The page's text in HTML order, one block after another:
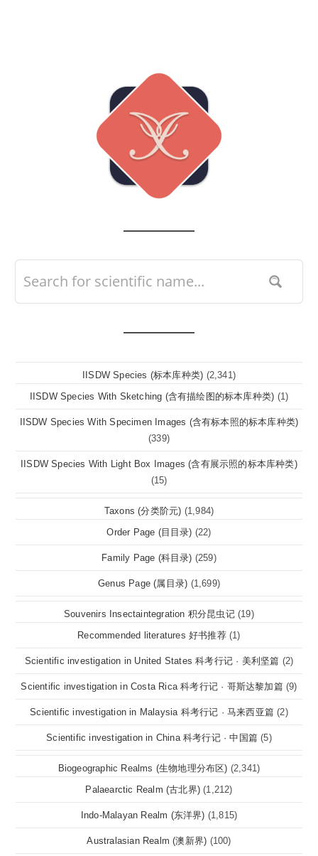
IISDW Species (标本库种类) (2,341)
IISDW Species With Sketching (含有描绘图的标本库种类) (1)
IISDW Species With Specimen Images (含有标本照的标本库种类)
(339)
IISDW Species With Light Box Images (含有展示照的标本库种类)
(15)
Taxons (分类阶元) (1,984)
Order Page (目目录) (22)
Family Page (科目录) (259)
Genus Page (属目录) (1,699)
Souvenirs Insectaintegration 积分昆虫记 (19)
Recommended literatures 好书推荐 (1)
Scientific investigation in United States 科考行记 · 美利坚篇 (2)
Scientific investigation in Costa Rica 科考行记 · 哥斯达黎加篇 (9)
Scientific investigation in Malaysia 科考行记 · 马来西亚篇 (2)
Scientific investigation in China 科考行记 · 中国篇 (5)
Biogeographic Realms (生物地理分布区) (2,341)
Palaearctic Realm (古北界) (1,212)
Indo-Malayan Realm (东洋界) (1,815)
Australasian Realm (澳新界) (100)